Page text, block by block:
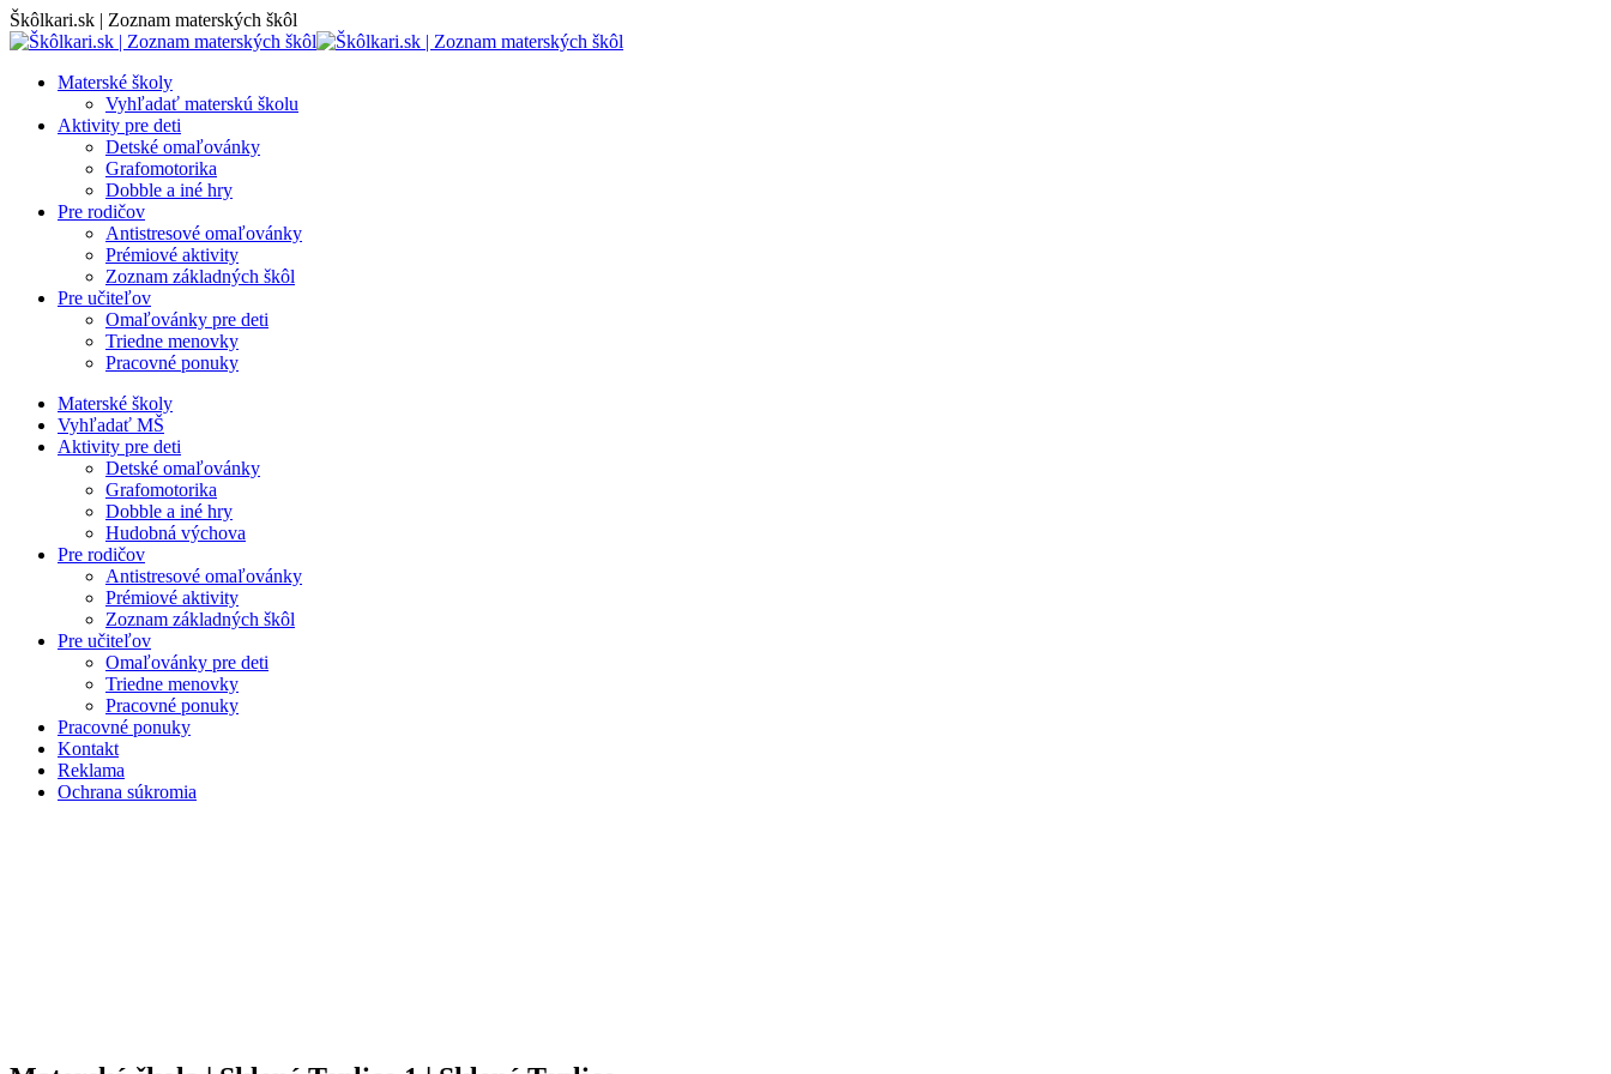
Skip
to
Škôlkari.sk | Zoznam materských škôl
Materské školy
Vyhľadať materskú školu
Aktivity pre deti
Detské omaľovánky
Grafomotorika
Dobble a iné hry
Pre rodičov
Antistresové omaľovánky
Prémiové aktivity
Zoznam základných škôl
Pre učiteľov
Omaľovánky pre deti
Triedne menovky
Pracovné ponuky
Materské školy
Vyhľadať MŠ
Aktivity pre deti
Detské omaľovánky
Grafomotorika
Dobble a iné hry
Hudobná výchova
Pre rodičov
Antistresové omaľovánky
Prémiové aktivity
Zoznam základných škôl
Pre učiteľov
Omaľovánky pre deti
Triedne menovky
Pracovné ponuky
Pracovné ponuky
Kontakt
Reklama
Ochrana súkromia